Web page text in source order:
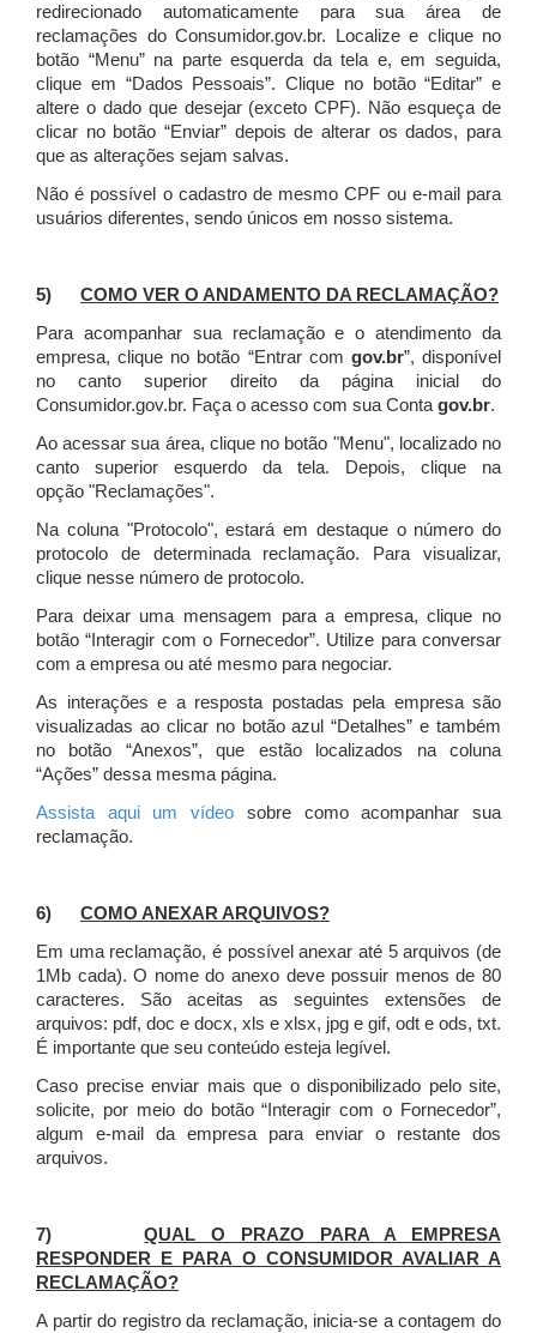
redirecionado automaticamente para sua área de
reclamações do Consumidor.gov.br.
Localize e clique no
botão “Menu” na parte esquerda da tela e, em seguida,
clique em “Dados Pessoais”. Clique no botão “Editar” e
altere o dado que desejar (exceto CPF). Não esqueça de
clicar no botão “Enviar” depois de alterar os dados, para
que as alterações sejam salvas.
Não é possível o cadastro de mesmo CPF ou e-mail para
usuários diferentes, sendo únicos em nosso sistema.
5) COMO VER O ANDAMENTO DA RECLAMAÇÃO?
Para acompanhar sua reclamação e o atendimento da
empresa, clique no botão “Entrar com gov.br”, disponível
no canto superior direito da página inicial do
Consumidor.gov.br. Faça o acesso com sua Contagov.br.
Ao acessar sua área, clique no botão "Menu", localizado no
canto superior esquerdo da tela. Depois, clique na
opção "Reclamações".
Na coluna "Protocolo", estará em destaque o número do
protocolo de determinada reclamação. Para visualizar,
clique nesse número de protocolo.
Para deixar uma mensagem para a empresa, clique no
botão “Interagir com o Fornecedor”. Utilize para conversar
com a empresa ou até mesmo para negociar.
As interações e a resposta postadas pela empresa são
visualizadas ao clicar no botão azul “Detalhes” e também
no botão “Anexos”, que estão localizados na coluna
“Ações” dessa mesma página.
Assista aqui um vídeo sobre como acompanhar sua
reclamação.
6) COMO ANEXAR ARQUIVOS?
Em uma reclamação, é possível anexar até 5 arquivos (de
1Mb cada). O nome do anexo deve possuir menos de 80
caracteres. São aceitas as seguintes extensões de
arquivos: pdf, doc e docx, xls e xlsx, jpg e gif, odt e ods, txt.
É importante que seu conteúdo esteja legível.
Caso precise enviar mais que o disponibilizado pelo site,
solicite, por meio do botão “Interagir com o Fornecedor”,
algum e-mail da empresa para enviar o restante dos
arquivos.
7)QUAL O PRAZO PARA A EMPRESA
RESPONDER E PARA O CONSUMIDOR AVALIAR A
RECLAMAÇÃO?
A partir do registro da reclamação, inicia-se a contagem do